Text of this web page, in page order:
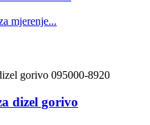
mjerenje...
dizel gorivo